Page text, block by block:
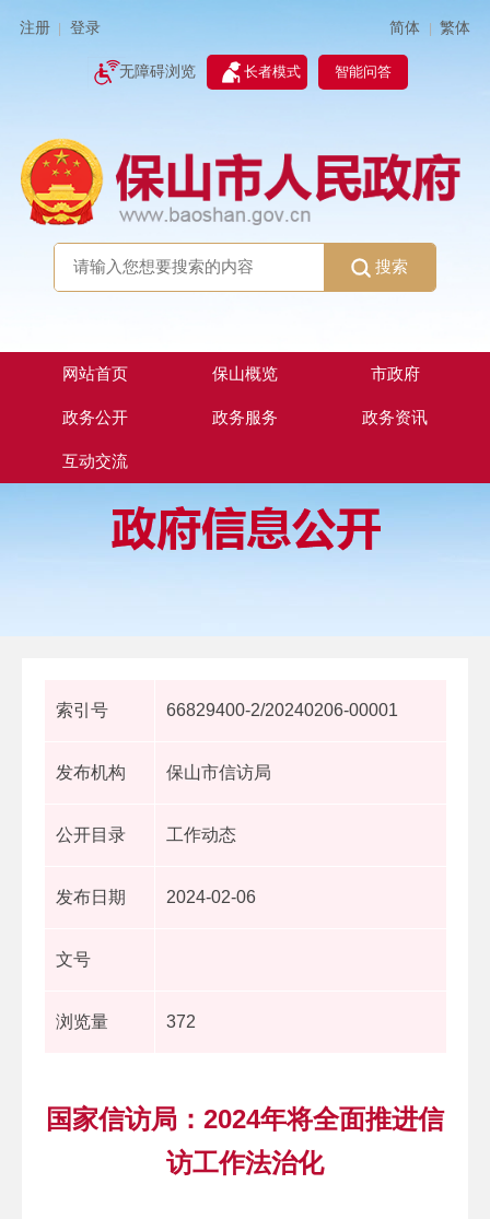
注册 登录 简体 | 繁体
无障碍浏览 长者模式 智能问答
搜索
网站首页 保山概览 市政府
政务公开 政务服务 政务资讯
互动交流
索引号 66829400-2/20240206-00001
发布机构 保山市信访局
公开目录 工作动态
发布日期 2024-02-06
文号
浏览量 372
国家信访局：2024年将全面推进信
访工作法治化